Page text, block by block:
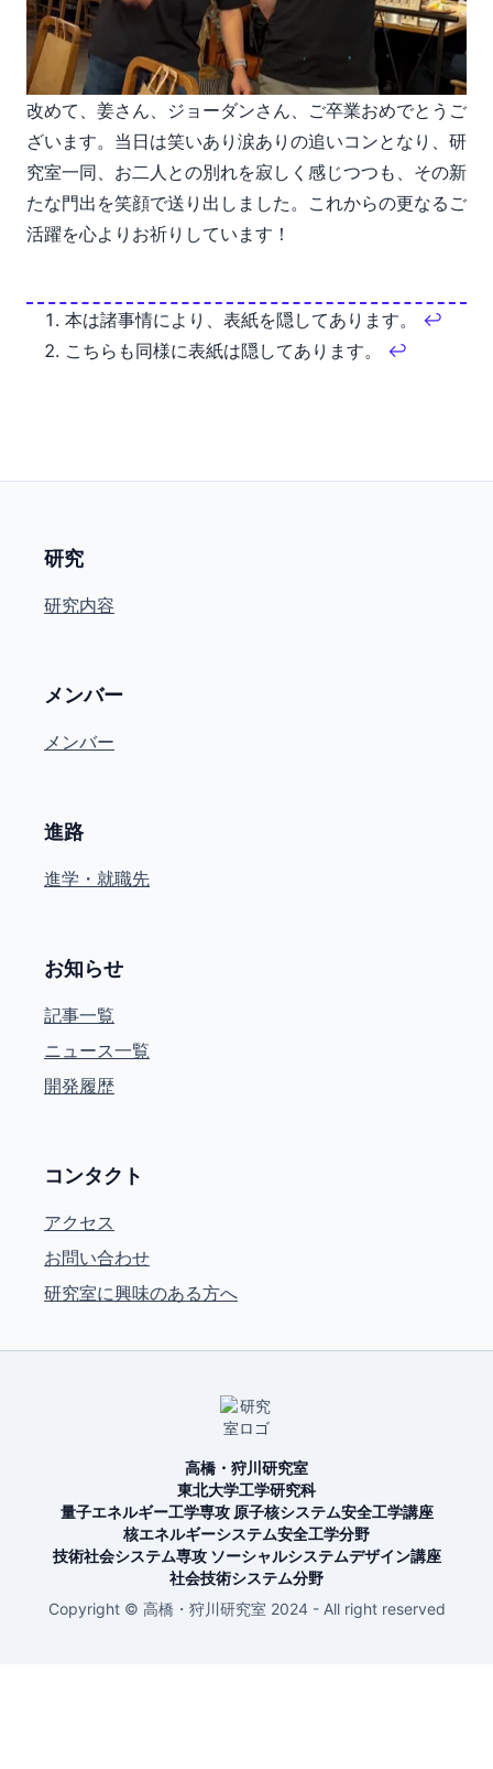
改めて、姜さん、ジョーダンさん、ご卒業おめでとうご
ざいます。当日は笑いあり涙ありの追いコンとなり、研
究室一同、お二人との別れを寂しく感じつつも、その新
たな門出を笑顔で送り出しました。これからの更なるご
活躍を心よりお祈りしています！
脚注 本は諸事情により、表紙を隠してあります。 ↩
こちらも同様に表紙は隠してあります。 ↩
研究
研究内容
メンバー
メンバー
進路
進学・就職先
お知らせ
記事一覧
ニュース一覧
開発履歴
コンタクト
アクセス
お問い合わせ
研究室に興味のある方へ
高橋・狩川研究室
東北大学工学研究科
量子エネルギー工学専攻 原子核システム安全工学講座
核エネルギーシステム安全工学分野
技術社会システム専攻 ソーシャルシステムデザイン講座
社会技術システム分野
Copyright © 高橋・狩川研究室 2024 - All right reserved